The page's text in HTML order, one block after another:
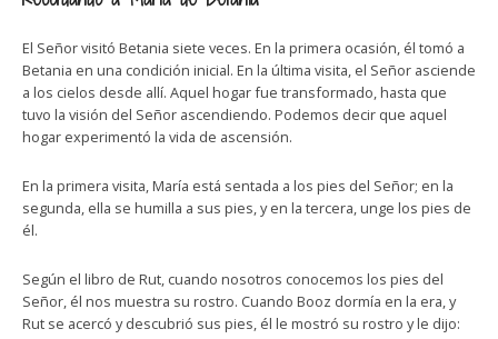
El Señor visitó Betania siete veces. En la primera ocasión, él tomó a
Betania en una condición inicial. En la última visita, el Señor asciende
a los cielos desde allí. Aquel hogar fue transformado, hasta que
tuvo la visión del Señor ascendiendo. Podemos decir que aquel
hogar experimentó la vida de ascensión.
En la primera visita, María está sentada a los pies del Señor; en la
segunda, ella se humilla a sus pies, y en la tercera, unge los pies de
él.
Según el libro de Rut, cuando nosotros conocemos los pies del
Señor, él nos muestra su rostro. Cuando Booz dormía en la era, y
Rut se acercó y descubrió sus pies, él le mostró su rostro y le dijo: